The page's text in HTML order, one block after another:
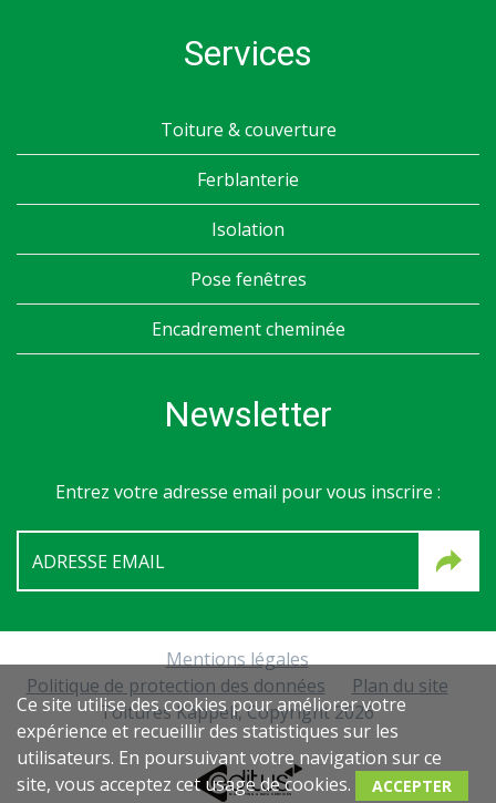
Services
Toiture & couverture
Ferblanterie
Isolation
Pose fenêtres
Encadrement cheminée
Newsletter
Entrez votre adresse email pour vous inscrire :
Mentions légales
Politique de protection des données
Plan du site
Toitures Käppeli, Copyright 2026
MARKETING & D
Ce site utilise des cookies pour améliorer votre
expérience et recueillir des statistiques sur les
utilisateurs. En poursuivant votre navigation sur ce
site, vous acceptez cet usage de cookies.